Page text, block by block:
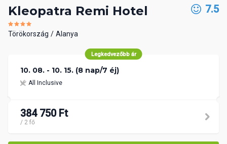
Kleopatra Remi Hotel
Törökország Alanya
7.5
Legkedvezőbb ár
10. 08. - 10. 15. (8 nap/7 éj)
All Inclusive
384 750 Ft
/ 2 fő